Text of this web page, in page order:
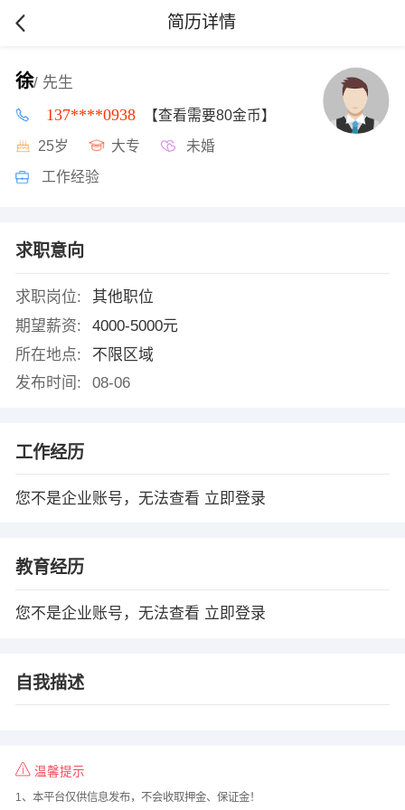
简历详情
徐/ 先生
137****0938 【查看需要80金币】
25岁 大专 未婚
工作经验
求职意向
求职岗位:
其他职位
期望薪资:
4000-5000元
所在地点:
不限区域
发布时间:
08-06
工作经历
您不是企业账号，无法查看 立即登录
教育经历
您不是企业账号，无法查看 立即登录
自我描述
温馨提示
1、本平台仅供信息发布，不会收取押金、保证金！